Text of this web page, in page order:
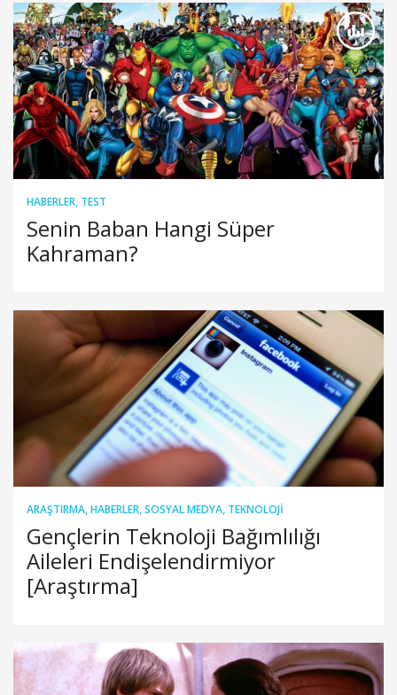
HABERLER, TEST
Senin Baban Hangi Süper
Kahraman?
ARAŞTIRMA,HABERLER,SOSYAL MEDYA, TEKNOLOJI
Gençlerin Teknoloji Bağımlılığı
Aileleri Endişelendirmiyor
[Araştırma]